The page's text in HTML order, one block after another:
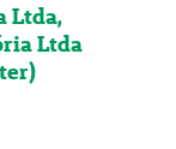
Ltda,
Ltda